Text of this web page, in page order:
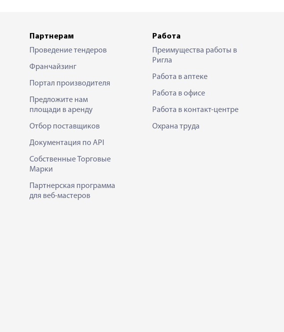
Партнерам
Проведение тендеров
Франчайзинг
Портал производителя
Предложите нам
площади в аренду
Отбор поставщиков
Документация по API
Собственные Торговые
Марки
Партнерская программа
для веб-мастеров
Работа
Преимущества работы в
Ригла
Работа в аптеке
Работа в офисе
Работа в контакт-центре
Охрана труда